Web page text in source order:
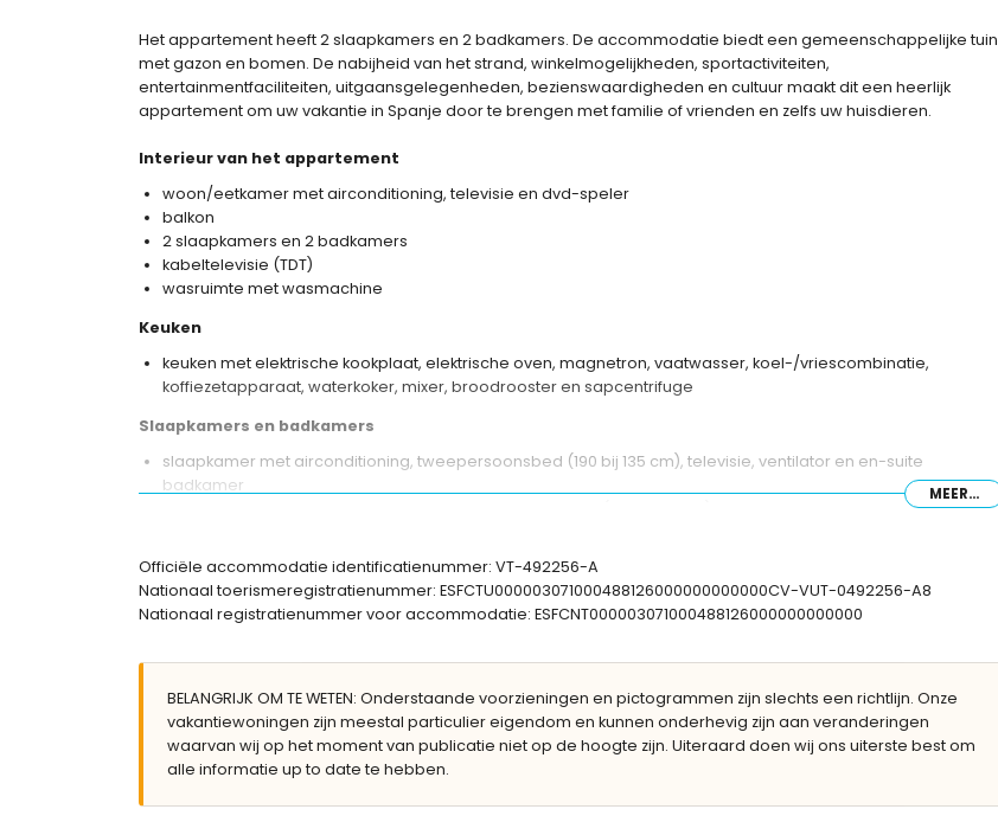
Het appartement heeft 2 slaapkamers en 2 badkamers. De accommodatie biedt een gemeenschappelijke tuin
met gazon en bomen. De nabijheid van het strand, winkelmogelijkheden, sportactiviteiten,
entertainmentfaciliteiten, uitgaansgelegenheden, bezienswaardigheden en cultuur maakt dit een heerlijk
appartement om uw vakantie in Spanje door te brengen met familie of vrienden en zelfs uw huisdieren.
Interieur van het appartement
woon/eetkamer met airconditioning, televisie en dvd-speler
balkon
2 slaapkamers en 2 badkamers
kabeltelevisie (TDT)
wasruimte met wasmachine
Keuken
keuken met elektrische kookplaat, elektrische oven, magnetron, vaatwasser, koel-/vriescombinatie,
koffiezetapparaat, waterkoker, mixer, broodrooster en sapcentrifuge
Slaapkamers en badkamers
slaapkamer met airconditioning, tweepersoonsbed (190 bij 135 cm), televisie, ventilator en en-suite
badkamer
Exterieur van het appartement
groot en omheind perceel
gemeenschappelijke tuin met gazon en bomen
terras
Meer informatie
MEER...
Officiële accommodatie identificatienummer: VT-492256-A
Nationaal toerismeregistratienummer: ESFCTU000003071000488126000000000000CV-VUT-0492256-A8
Nationaal registratienummer voor accommodatie: ESFCNT000003071000488126000000000000
BELANGRIJK OM TE WETEN: Onderstaande voorzieningen en pictogrammen zijn slechts een richtlijn. Onze
vakantiewoningen zijn meestal particulier eigendom en kunnen onderhevig zijn aan veranderingen
waarvan wij op het moment van publicatie niet op de hoogte zijn. Uiteraard doen wij ons uiterste best om
alle informatie up to date te hebben.